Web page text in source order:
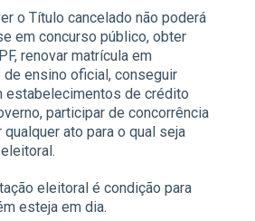
o Título cancelado não poderá
em concurso público, obter
renovar matrícula em
ensino oficial, conseguir
estabelecimentos de crédito
participar de concorrência
ato para o qual seja
eleitoral é condição para
esteja em dia.